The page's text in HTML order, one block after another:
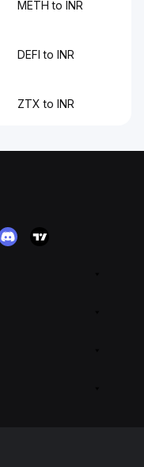
METH to INR
DEFI to INR
ZTX to INR